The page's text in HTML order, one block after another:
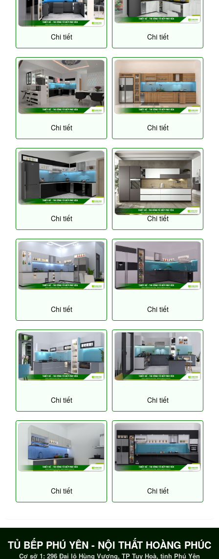
Chi tiết Chi tiết
Chi tiết Chi tiết
Chi tiết Chi tiết
Chi tiết Chi tiết
Chi tiết Chi tiết
Chi tiết Chi tiết
TỦ BẾP PHÚ YÊN - NỘI THẤT HOÀNG PHÚC
Cơ sở 1: 296 Đại lộ Hùng Vương, TP Tuy Hoà, tỉnh Phú Yên